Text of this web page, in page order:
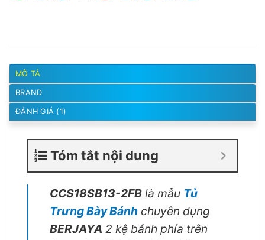
MÔ TẢ
BRAND
ĐÁNH GIÁ (1)
Tóm tắt nội dung
CCS18SB13-2FB là mẫu Tủ
Trưng Bày Bánh chuyên dụng
BERJAYA 2 kệ bánh phía trên